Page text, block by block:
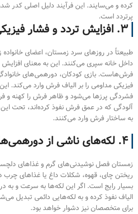
کرده و می‌سایند. این فرآیند دلیل اصلی کدر
پرتردد است.
۳. افزایش تردد و فشار فیزیکی
طبیعتاً در روزهای سرد زمستان، اعضای خانواده
داخل خانه سپری می‌کنند. این به معنای
فرش‌هاست. بازی کودکان، دورهمی‌های
فیزیکی مداومی را بر الیاف فرش وارد می‌کند.
فشردگی پرزها می‌شود و ظاهر فرش را کهنه و
آلودگی که در عمق فرش نفوذ کرده‌اند، تحت
به ساختار فرش وارد می‌کنند.
۴. لکه‌های ناشی از دورهمی‌ها
زمستان فصل نوشیدنی‌های گرم و غذاهای
ریختن چای، قهوه، شکلات داغ یا غذاهای چرب
بسیار رایج است. اگر این لکه‌ها به سرعت و به
الیاف نفوذ کرده و به لکه‌هایی دائمی تبدیل
برای متخصصان نیز دشوار خواهد بود.